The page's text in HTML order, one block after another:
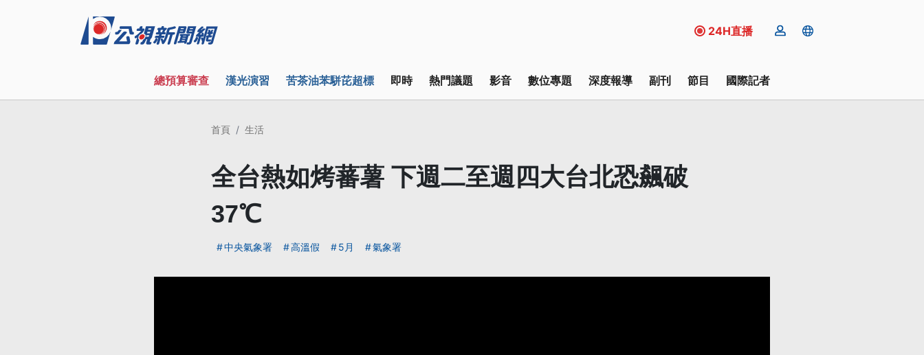
24H直播
總預算審查 漢光演習 苦茶油苯駢芘超標 即時 熱門議題 影音 數位專題 深度報導 副刊 節目 國際記者
首頁 生活
全台熱如烤蕃薯 下週二至週四大台北恐飆破
37℃
中央氣象署 高溫假 5月 氣象署